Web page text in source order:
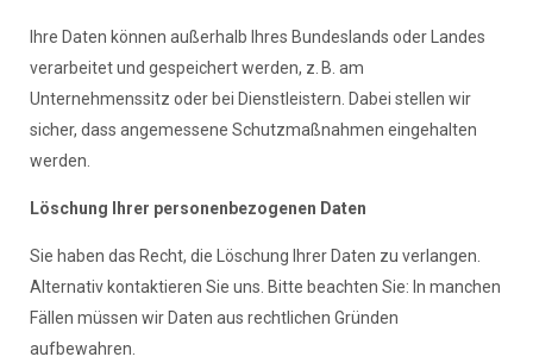
Ihre Daten können außerhalb Ihres Bundeslands oder Landes
verarbeitet und gespeichert werden, z. B. am
Unternehmenssitz oder bei Dienstleistern. Dabei stellen wir
sicher, dass angemessene Schutzmaßnahmen eingehalten
werden.
Löschung Ihrer personenbezogenen Daten
Sie haben das Recht, die Löschung Ihrer Daten zu verlangen.
Alternativ kontaktieren Sie uns. Bitte beachten Sie: In manchen
Fällen müssen wir Daten aus rechtlichen Gründen
aufbewahren.